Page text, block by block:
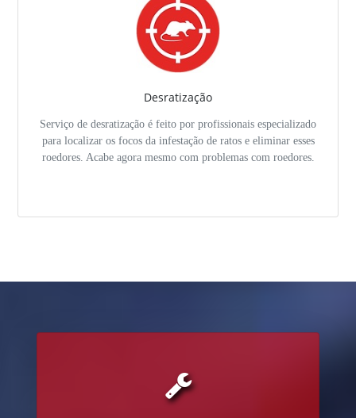
Desratização
Serviço de desratização é feito por profissionais especializado
para localizar os focos da infestação de ratos e eliminar esses
roedores. Acabe agora mesmo com problemas com roedores.